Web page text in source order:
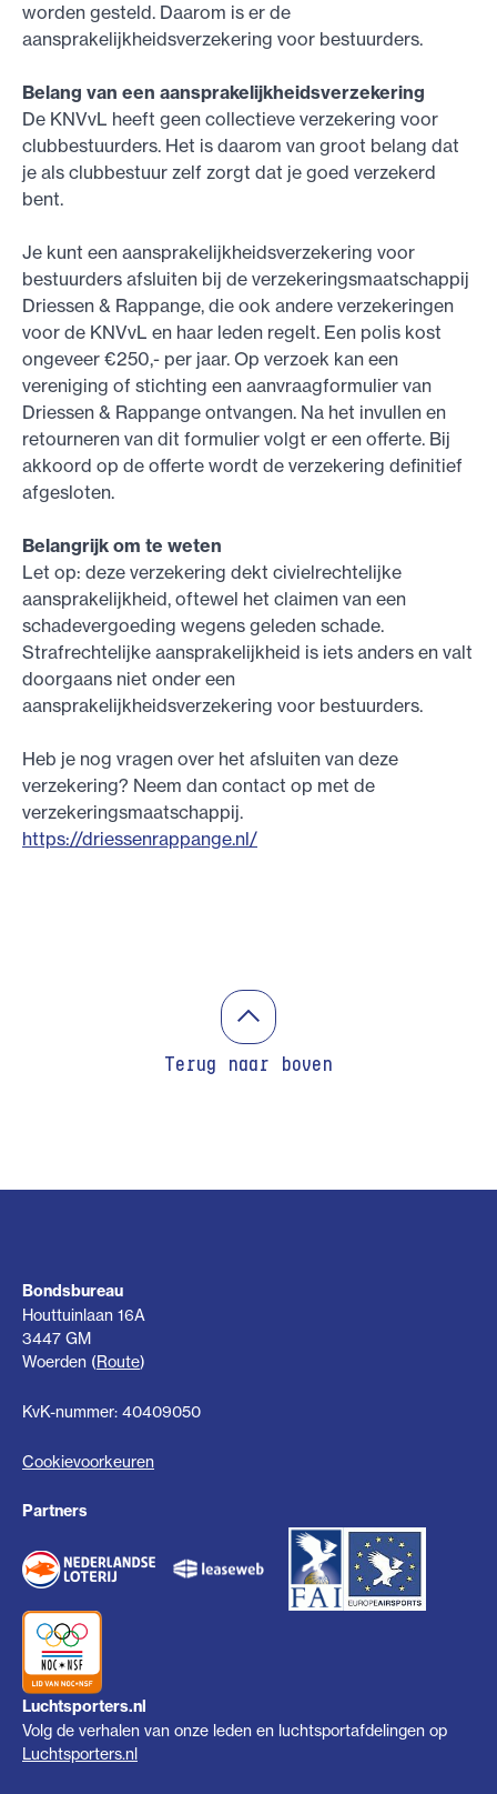
worden gesteld. Daarom is er de
aansprakelijkheidsverzekering voor bestuurders.
Belang van een aansprakelijkheidsverzekering
De KNVvL heeft geen collectieve verzekering voor
clubbestuurders. Het is daarom van groot belang dat
je als clubbestuur zelf zorgt dat je goed verzekerd
bent.
Je kunt een aansprakelijkheidsverzekering voor
bestuurders afsluiten bij de verzekeringsmaatschappij
Driessen & Rappange, die ook andere verzekeringen
voor de KNVvL en haar leden regelt. Een polis kost
ongeveer €250,- per jaar. Op verzoek kan een
vereniging of stichting een aanvraagformulier van
Driessen & Rappange ontvangen. Na het invullen en
retourneren van dit formulier volgt er een offerte. Bij
akkoord op de offerte wordt de verzekering definitief
afgesloten.
Belangrijk om te weten
Let op: deze verzekering dekt civielrechtelijke
aansprakelijkheid, oftewel het claimen van een
schadevergoeding wegens geleden schade.
Strafrechtelijke aansprakelijkheid is iets anders en valt
doorgaans niet onder een
aansprakelijkheidsverzekering voor bestuurders.
Heb je nog vragen over het afsluiten van deze
verzekering? Neem dan contact op met de
verzekeringsmaatschappij.
https://driessenrappange.nl/
Terug naar boven
Bondsbureau
Houttuinlaan 16A
3447 GM
Woerden (Route)
KvK-nummer: 40409050
Cookievoorkeuren
Partners
Luchtsporters.nl
Volg de verhalen van onze leden en luchtsportafdelingen op
Luchtsporters.nl